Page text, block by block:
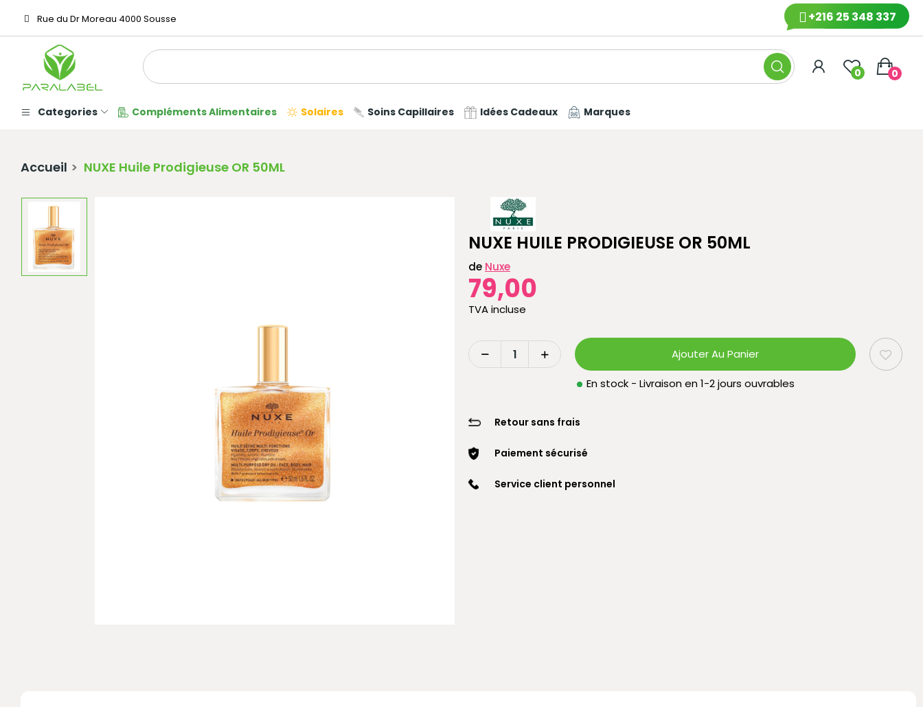
Rue du Dr Moreau 4000 Sousse +216 25 348 337
0 0
Categories Compléments Alimentaires Solaires Soins Capillaires Idées Cadeaux Marques
Accueil NUXE Huile Prodigieuse OR 50ML
NUXE HUILE PRODIGIEUSE OR 50ML
de Nuxe
79,00
TVA incluse
Ajouter Au Panier
En stock - Livraison en 1-2 jours ouvrables
Retour sans frais
Paiement sécurisé
Service client personnel